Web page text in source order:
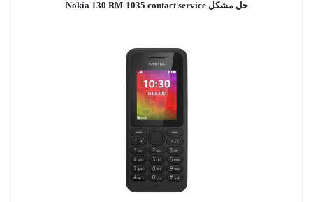
حل مشکل Nokia 130 RM-1035 contact service